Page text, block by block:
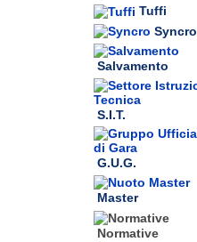
Tuffi
Syncro
Salvamento
S.I.T.
G.U.G.
Master
Normative